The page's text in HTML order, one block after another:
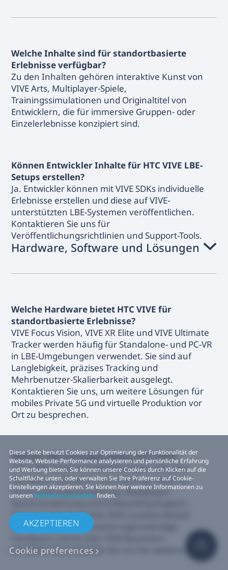
Welche Inhalte sind für standortbasierte
Erlebnisse verfügbar?
Zu den Inhalten gehören interaktive Kunst von
VIVE Arts, Multiplayer-Spiele,
Trainingssimulationen und Originaltitel von
Entwicklern, die für immersive Gruppen- oder
Einzelerlebnisse konzipiert sind.
Können Entwickler Inhalte für HTC VIVE LBE-
Setups erstellen?
Ja. Entwickler können mit VIVE SDKs individuelle
Erlebnisse erstellen und diese auf VIVE-
unterstützten LBE-Systemen veröffentlichen.
Kontaktieren Sie uns für
Veröffentlichungsrichtlinien und Support-Tools.
Hardware, Software und Lösungen
Welche Hardware bietet HTC VIVE für
standortbasierte Erlebnisse?
VIVE Focus Vision, VIVE XR Elite und VIVE Ultimate
Tracker werden häufig für Standalone- und PC-VR
in LBE-Umgebungen verwendet. Sie sind auf
Langlebigkeit, präzises Tracking und
Mehrbenutzer-Skalierbarkeit ausgelegt.
Kontaktieren Sie uns, um weitere Lösungen für
mobiles Private 5G und virtuelle Produktion vor
Ort zu besprechen.
Welche LBE-Lösungen bietet HTC VIVE?
HTC VIVE bietet Komplettlösungen inklusive
Hardware, Software, Lizenzierung, Tools zur
Veranstaltungsverwaltung, Multiplayer-
Unsere leistungsstarke VIVE Location-Based
Software Suite unterstützt eigenständige
erhältlich.Kontaktieren Sie uns für weitere Details.
Diese Seite benutzt Cookies zur Optimierung der Funktionalität der
Website, Website-Performance analysieren und persönliche Erfahrung
und Werbung bieten. Sie können unsere Cookies durch Klicken auf die
Schaltfläche unten, oder verwalten Sie Ihre Präferenz auf Cookie-
Einstellungen akzeptieren. Sie können hier weitere Informationen zu
unseren Richtlinien zu Cookies finden.
AKZEPTIEREN
Cookie preferences